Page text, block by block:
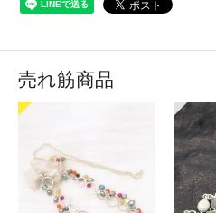
売れ筋商品